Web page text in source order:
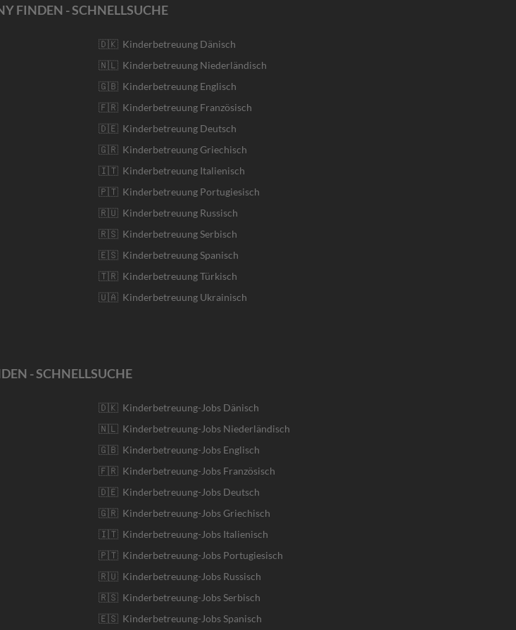
FINDEN - SCHNELLSUCHE
🇩🇰 Kinderbetreuung Dänisch
🇳🇱 Kinderbetreuung Niederländisch
🇬🇧 Kinderbetreuung Englisch
🇫🇷 Kinderbetreuung Französisch
🇩🇪 Kinderbetreuung Deutsch
🇬🇷 Kinderbetreuung Griechisch
🇮🇹 Kinderbetreuung Italienisch
🇵🇹 Kinderbetreuung Portugiesisch
🇷🇺 Kinderbetreuung Russisch
🇷🇸 Kinderbetreuung Serbisch
🇪🇸 Kinderbetreuung Spanisch
🇹🇷 Kinderbetreuung Türkisch
🇺🇦 Kinderbetreuung Ukrainisch
- SCHNELLSUCHE
🇩🇰 Kinderbetreuung-Jobs Dänisch
🇳🇱 Kinderbetreuung-Jobs Niederländisch
🇬🇧 Kinderbetreuung-Jobs Englisch
🇫🇷 Kinderbetreuung-Jobs Französisch
🇩🇪 Kinderbetreuung-Jobs Deutsch
🇬🇷 Kinderbetreuung-Jobs Griechisch
🇮🇹 Kinderbetreuung-Jobs Italienisch
🇵🇹 Kinderbetreuung-Jobs Portugiesisch
🇷🇺 Kinderbetreuung-Jobs Russisch
🇷🇸 Kinderbetreuung-Jobs Serbisch
🇪🇸 Kinderbetreuung-Jobs Spanisch